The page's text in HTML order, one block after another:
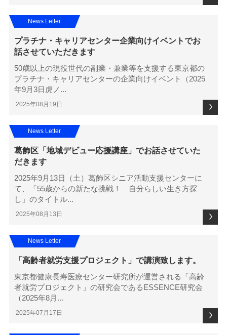
プラチナ・キャリアセンター企業向けイベントでお
話させていただきます
50歳以上の現役世代の副業・兼業等を支援する東京都の
プラチナ・キャリアセンターの企業向けイベント（2025
年9月3日虎ノ...
2025年08月19日
News Letter
葛飾区「地域デビュー応援講座」でお話させていた
だきます
2025年9月13日（土）葛飾区シニア活動支援センターに
て、「55歳からの新たな挑戦！ 自分らしい生き方探
し」のタイトル...
2025年08月13日
News Letter
「高齢者就労支援プロジェクト」で講演致します。
東京都健康長寿医療センター研究所が運営される「高齢
者就労プロジェクト」の研究会であるESSENCE研究会
（2025年8月...
2025年07月17日
News Letter